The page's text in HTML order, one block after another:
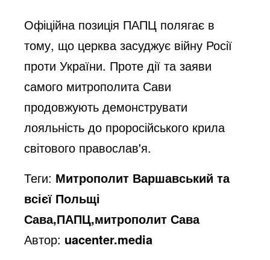
Офіційна позиція ПАПЦ полягає в
тому, що церква засуджує війну Росії
проти України. Проте дії та заяви
самого митрополита Сави
продовжують демонструвати
лояльність до проросійського крила
світового православ'я.
Теги: Митрополит Варшавський та
всієї Польщі
Сава,ПАПЦ,митрополит Сава
Автор: uacenter.media